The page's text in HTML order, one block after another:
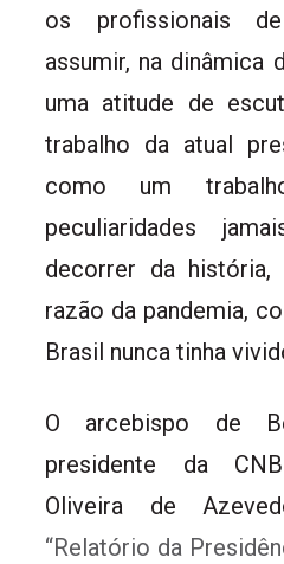
os profissionais
assumir, na dinâmica
uma atitude de
trabalho da atual
como um
peculiaridades
decorrer da história,
razão da pandemia,
Brasil nunca tinha
O arcebispo de
presidente da
Oliveira de
“Relatório da